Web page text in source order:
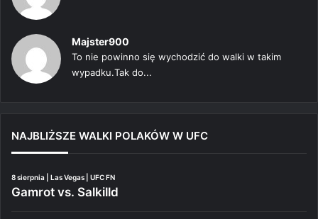
Majster900
To nie powinno się wychodzić do walki w takim
wypadku.Tak do...
NAJBLIŻSZE WALKI POLAKÓW W UFC
8 sierpnia | Las Vegas | UFC FN
Gamrot vs. Salkilld